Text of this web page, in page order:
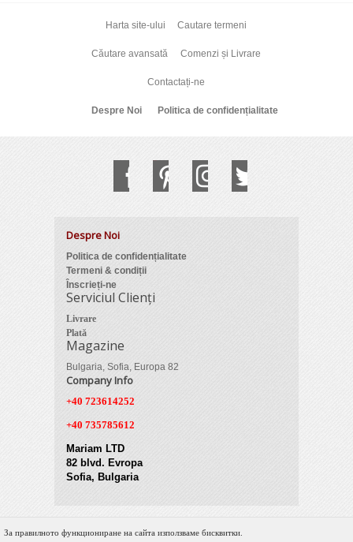
Harta site-ului Cautare termeni
Căutare avansată Comenzi și Livrare
Contactați-ne
Despre Noi Politica de confidențialitate
Despre Noi
Politica de confidențialitate
Termeni & condiții
Înscrieți-ne
Serviciul Clienți
Livrare
Plată
Magazine
Bulgaria, Sofia, Europa 82
Company Info
+40 723614252
+40 735785612
Mariam LTD
82 blvd. Evropa
Sofia, Bulgaria
© 2012 Zimber Tools. All Rights Reserved.
За правилното функциониране на сайта използваме бисквитки.